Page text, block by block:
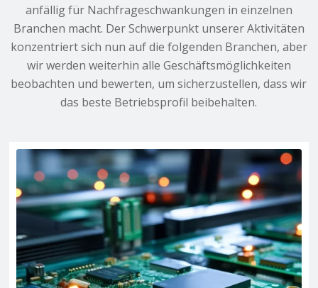
anfällig für Nachfrageschwankungen in einzelnen
Branchen macht. Der Schwerpunkt unserer Aktivitäten
konzentriert sich nun auf die folgenden Branchen, aber
wir werden weiterhin alle Geschäftsmöglichkeiten
beobachten und bewerten, um sicherzustellen, dass wir
das beste Betriebsprofil beibehalten.